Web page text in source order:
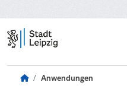
Anwendungen